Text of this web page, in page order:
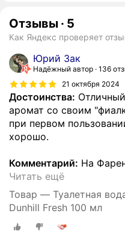
Отзывы · 5
Как Яндекс проверяет
Юрий Зак
Надёжный автор 136
21 октября 2024
Достоинства:
аромат со своим
при первом
хорошо.
Комментарий: На
Читать ещё
Товар — Туалетная
Dunhill Fresh 100 мл